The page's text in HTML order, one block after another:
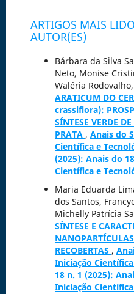
ARTIGOS MAIS
AUTOR(ES)
Bárbara da Silva
Neto, Monise
Waléria
ARATICUM DO
crassiflora):
SÍNTESE VERDE
PRATA , Anais do
Científica e
(2025): Anais do
Científica e
Maria Eduarda
dos Santos,
Michelly Patrícia
SÍNTESE E
RECOBERTAS ,
Iniciação
18 n. 1 (2025):
Iniciação